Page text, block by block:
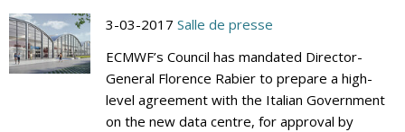
3-03-2017 Salle de presse
ECMWF’s Council has mandated Director-
General Florence Rabier to prepare a high-
level agreement with the Italian Government
on the new data centre, for approval by